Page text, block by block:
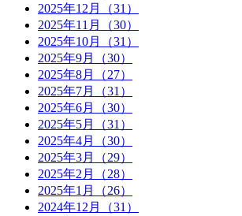
2025年12月（31）
2025年11月（30）
2025年10月（31）
2025年9月（30）
2025年8月（27）
2025年7月（31）
2025年6月（30）
2025年5月（31）
2025年4月（30）
2025年3月（29）
2025年2月（28）
2025年1月（26）
2024年12月（31）